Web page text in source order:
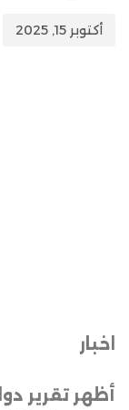
أكتوبر 15, 2025
اخبار
أظهر تقرير